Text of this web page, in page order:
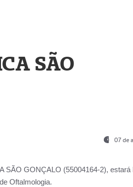
SÃO
07 de
SÃO GONÇALO (55004164-2), estará
Oftalmologia.